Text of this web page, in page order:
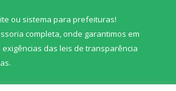
ou sistema para prefeituras!
completa, onde garantimos em
das leis de transparência